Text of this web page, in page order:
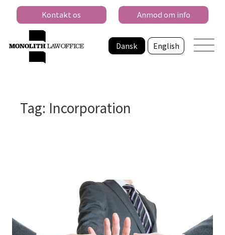
Dansk English
Kontakt os Anmod om info
Tag: Incorporation